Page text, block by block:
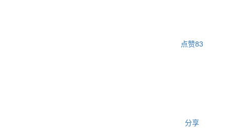
点赞83
分享